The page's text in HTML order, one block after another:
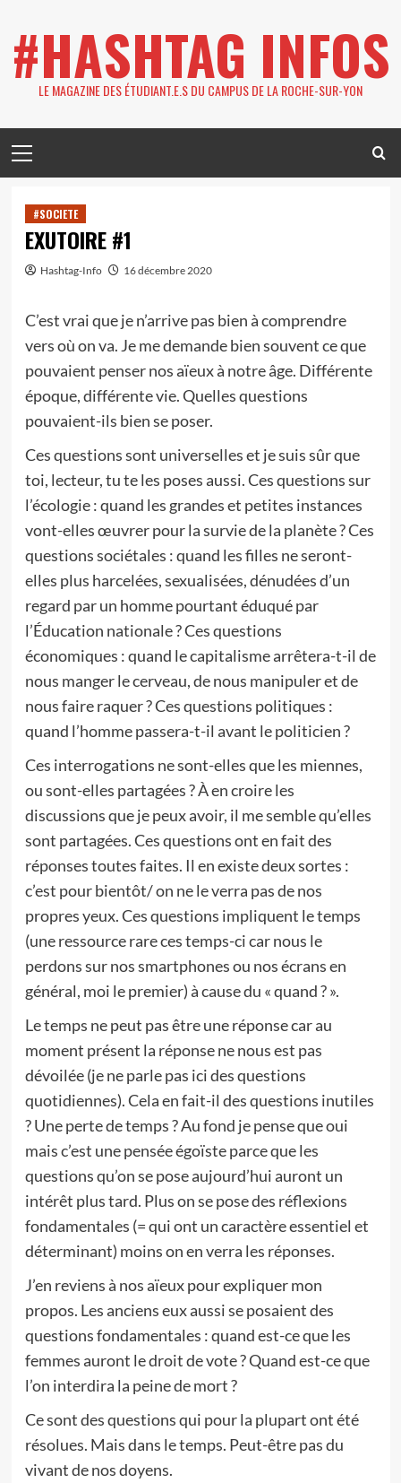
content
#HASHTAG INFOS
LE MAGAZINE DES ÉTUDIANT.E.S DU CAMPUS DE LA ROCHE-SUR-YON
Menu
#SOCIETE
EXUTOIRE #1
Hashtag-Info 16 décembre 2020
C’est vrai que je n’arrive pas bien à comprendre
vers où on va. Je me demande bien souvent ce que
pouvaient penser nos aïeux à notre âge. Différente
époque, différente vie. Quelles questions
pouvaient-ils bien se poser.
Ces questions sont universelles et je suis sûr que
toi, lecteur, tu te les poses aussi. Ces questions sur
l’écologie : quand les grandes et petites instances
vont-elles œuvrer pour la survie de la planète ? Ces
questions sociétales : quand les filles ne seront-
elles plus harcelées, sexualisées, dénudées d’un
regard par un homme pourtant éduqué par
l’Éducation nationale ? Ces questions
économiques : quand le capitalisme arrêtera-t-il de
nous manger le cerveau, de nous manipuler et de
nous faire raquer ? Ces questions politiques :
quand l’homme passera-t-il avant le politicien ?
Ces interrogations ne sont-elles que les miennes,
ou sont-elles partagées ? À en croire les
discussions que je peux avoir, il me semble qu’elles
sont partagées. Ces questions ont en fait des
réponses toutes faites. Il en existe deux sortes :
c’est pour bientôt/ on ne le verra pas de nos
propres yeux. Ces questions impliquent le temps
(une ressource rare ces temps-ci car nous le
perdons sur nos smartphones ou nos écrans en
général, moi le premier) à cause du « quand ? ».
Le temps ne peut pas être une réponse car au
moment présent la réponse ne nous est pas
dévoilée (je ne parle pas ici des questions
quotidiennes). Cela en fait-il des questions inutiles
? Une perte de temps ? Au fond je pense que oui
mais c’est une pensée égoïste parce que les
questions qu’on se pose aujourd’hui auront un
intérêt plus tard. Plus on se pose des réflexions
fondamentales (= qui ont un caractère essentiel et
déterminant) moins on en verra les réponses.
J’en reviens à nos aïeux pour expliquer mon
propos. Les anciens eux aussi se posaient des
questions fondamentales : quand est-ce que les
femmes auront le droit de vote ? Quand est-ce que
l’on interdira la peine de mort ?
Ce sont des questions qui pour la plupart ont été
résolues. Mais dans le temps. Peut-être pas du
vivant de nos doyens.